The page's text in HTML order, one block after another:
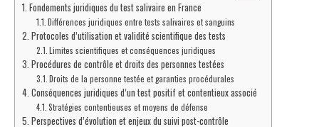
Fondements juridiques du test salivaire en France
Différences juridiques entre tests salivaires et sanguins
Protocoles d’utilisation et validité scientifique des tests
Limites scientifiques et conséquences juridiques
Procédures de contrôle et droits des personnes testées
Droits de la personne testée et garanties procédurales
Conséquences juridiques d’un test positif et contentieux associé
Stratégies contentieuses et moyens de défense
Perspectives d’évolution et enjeux du suivi post-contrôle